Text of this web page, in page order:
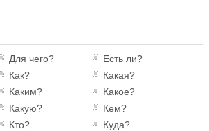
Для чего?
Есть ли?
Как?
Какая?
Каким?
Какое?
Какую?
Кем?
Кто?
Куда?